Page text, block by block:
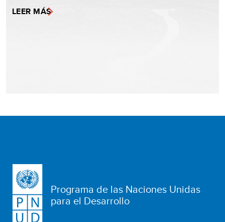
LEER MÁS
Programa de las Naciones Unidas
para el Desarrollo